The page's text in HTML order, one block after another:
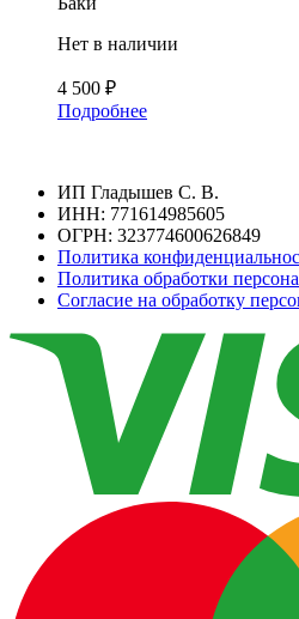
Нет в наличии
4 500 ₽
Подробнее
ИП Гладышев С. В.
ИНН: 771614985605
ОГРН: 323774600626849
Политика
Политика обработки
Согласие на обработку